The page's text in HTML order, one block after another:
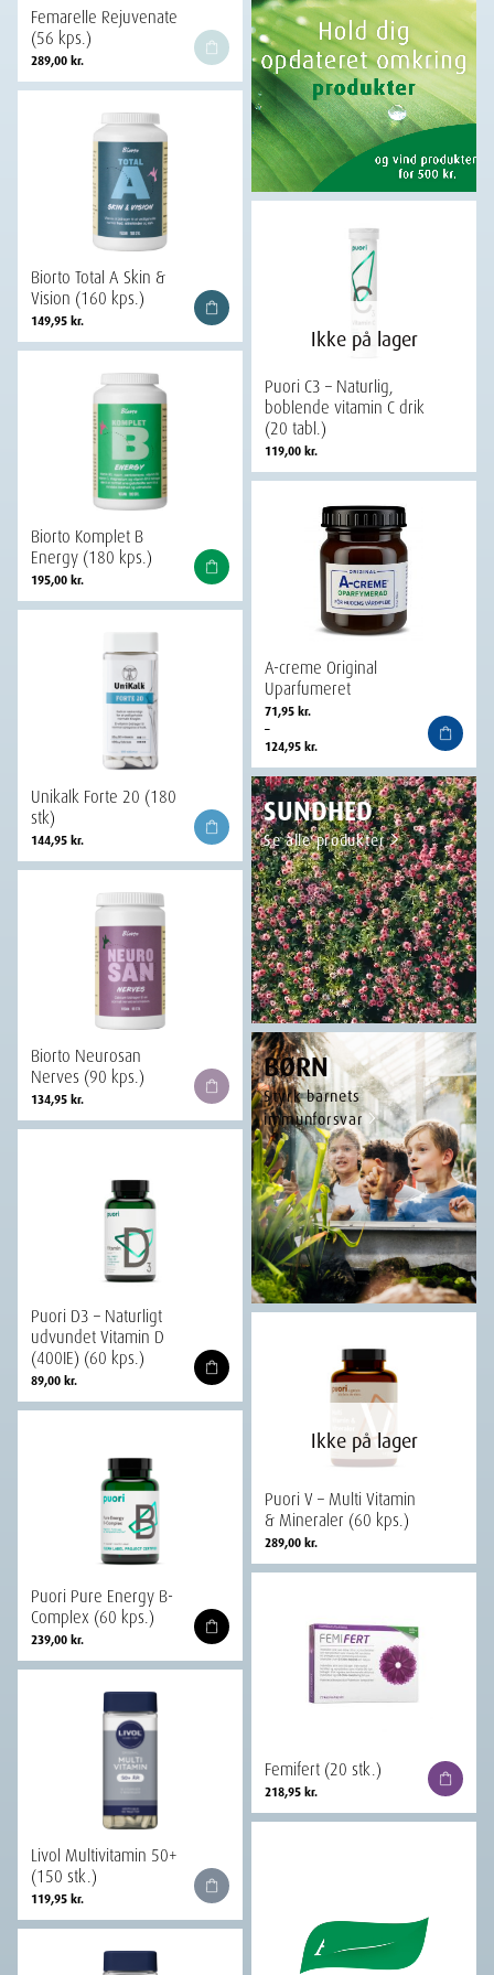
Femarelle Rejuvenate
(56 kps.)
289,00kr.
Biorto Total A Skin &
Vision (160 kps.)
149,95kr.
Puori C3 – Naturlig,
boblende vitamin C drik
(20 tabl.)
119,00kr.
Ikke på lager
Biorto Komplet B
Energy (180 kps.)
195,00kr.
A-creme Original
Uparfumeret
71,95kr.
–
124,95kr.
Prisinterval:
71,95 kr.
til
Unikalk Forte 20 (180
stk)
144,95kr.
SUNDHED
Se alle produkter
Biorto Neurosan
Nerves (90 kps.)
134,95kr.
BØRN
Styrk barnets
immunforsvar
Puori D3 – Naturligt
udvundet Vitamin D
(400IE) (60 kps.)
89,00kr.
Puori V – Multi Vitamin
& Mineraler (60 kps.)
289,00kr.
Ikke på lager
Puori Pure Energy B-
Complex (60 kps.)
239,00kr.
Femifert (20 stk.)
218,95kr.
Livol Multivitamin 50+
(150 stk.)
119,95kr.